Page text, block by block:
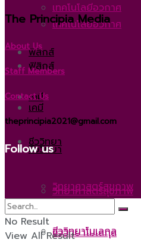
เทคโนโลยีอวกาศ
ฟิสิกส์
เคมี
ชีววิทยา
วิทยาศาสตร์สุขภาพ
ชีววิทยาโมเลกุล
เทคโนโลยีอวกาศ
ฟิสิกส์
เคมี
ชีววิทยา
วิทยาศาสตร์สุขภาพ
ชีววิทยาโมเลกุล
The Principia Media
About Us
Staff Members
Contact Us
theprincipia2021@gmail.com
Follow us
No Result
View All Result